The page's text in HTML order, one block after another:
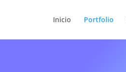
Inicio Portfolio